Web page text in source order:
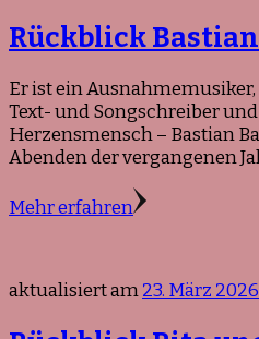
Rückblick
Er ist ein
Text- und Songschreiber
Herzensmensch – Bastian
Abenden der vergangenen
Mehr erfahren
aktualisiert am23. März 2026